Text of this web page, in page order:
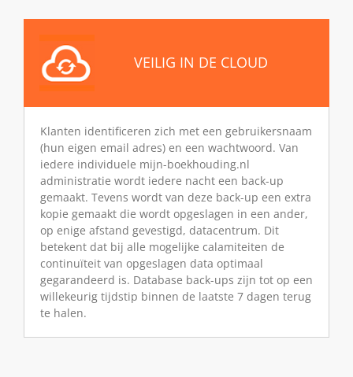
VEILIG IN DE CLOUD
Klanten identificeren zich met een gebruikersnaam
(hun eigen email adres) en een wachtwoord. Van
iedere individuele mijn-boekhouding.nl
administratie wordt iedere nacht een back-up
gemaakt. Tevens wordt van deze back-up een extra
kopie gemaakt die wordt opgeslagen in een ander,
op enige afstand gevestigd, datacentrum. Dit
betekent dat bij alle mogelijke calamiteiten de
continuïteit van opgeslagen data optimaal
gegarandeerd is. Database back-ups zijn tot op een
willekeurig tijdstip binnen de laatste 7 dagen terug
te halen.